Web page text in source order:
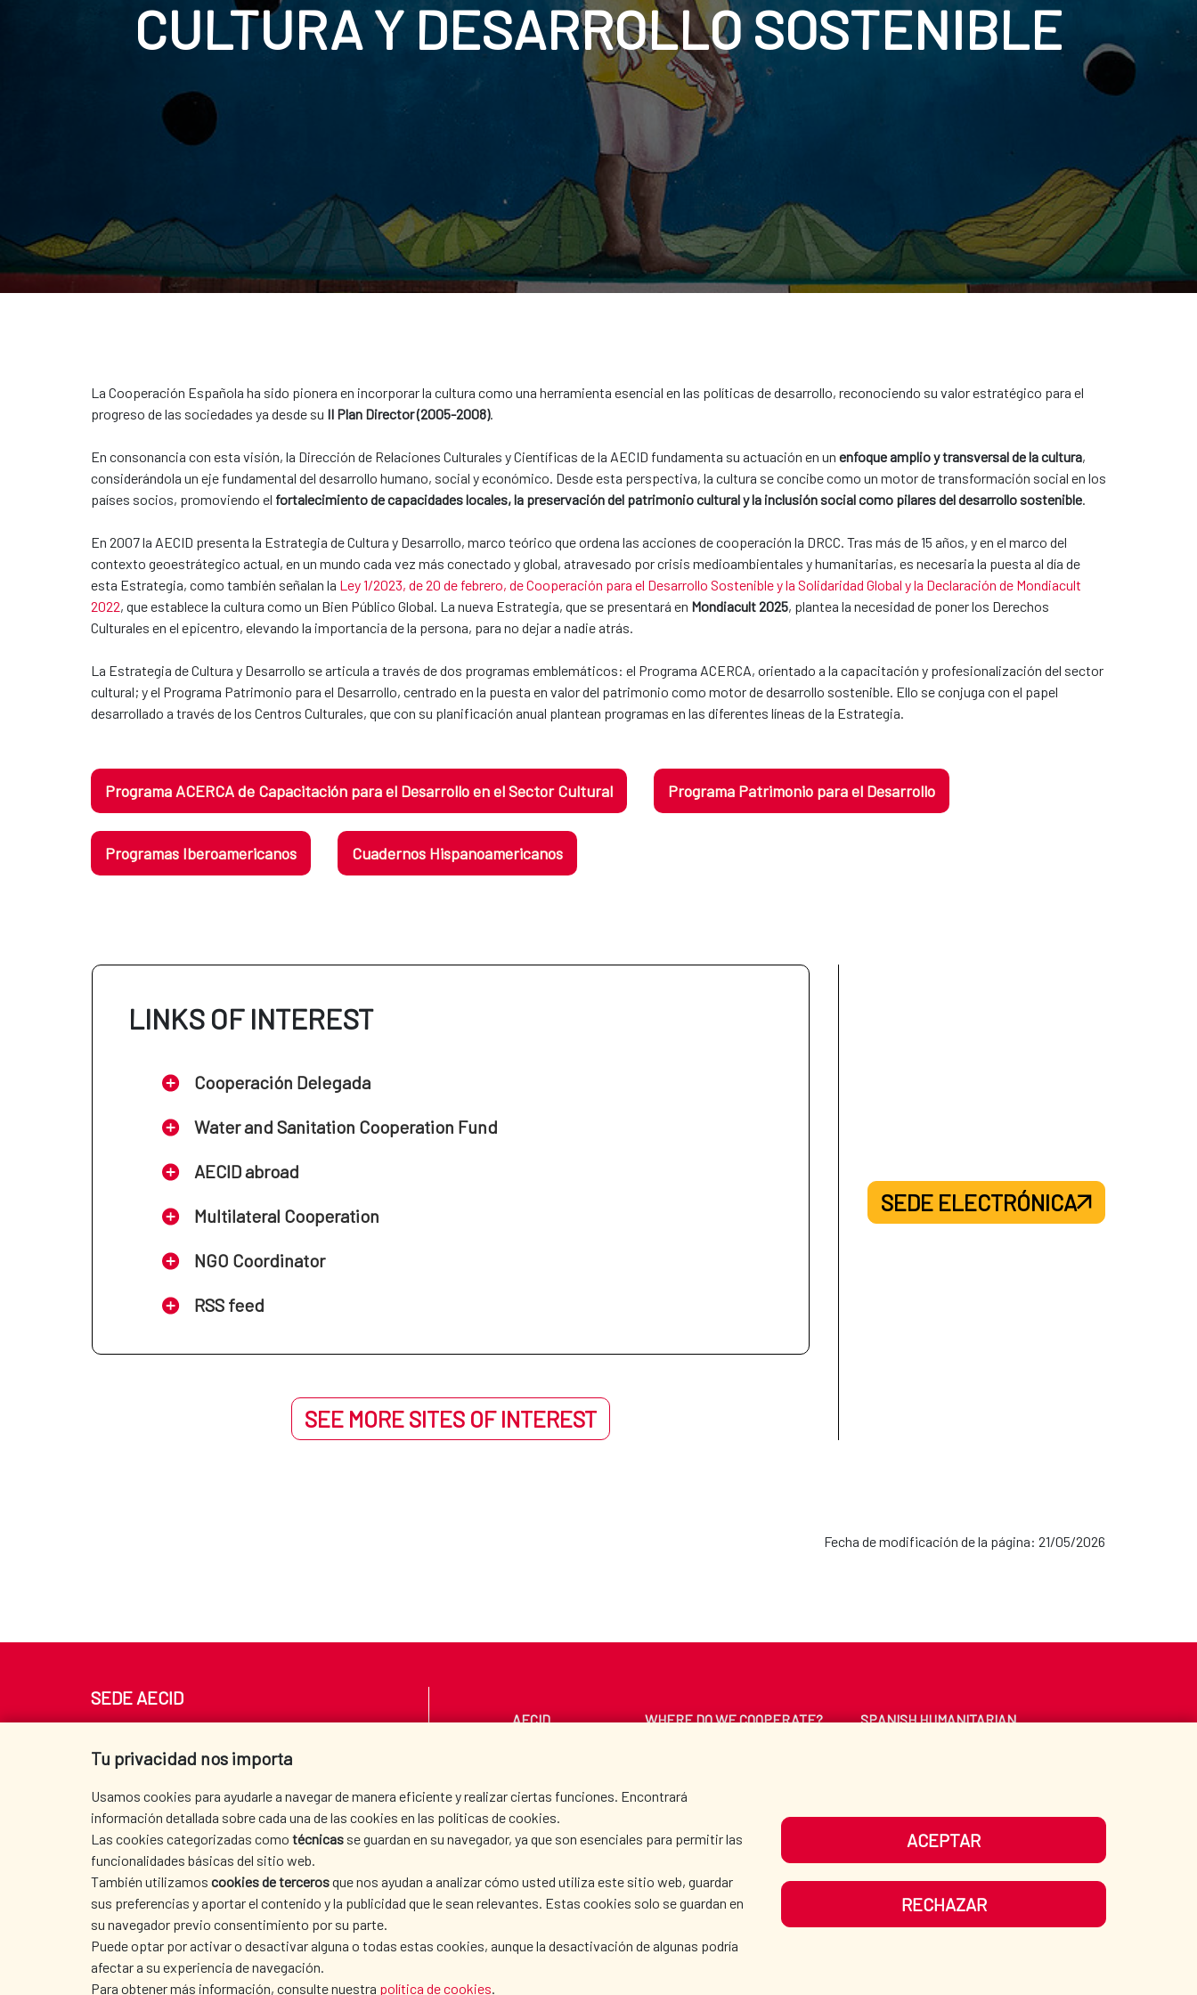
CULTURA Y DESARROLLO SOSTENIBLE
La Cooperación Española ha sido pionera en incorporar la cultura como una herramienta esencial en las políticas de desarrollo, reconociendo su valor estratégico para el
progreso de las sociedades ya desde su II Plan Director (2005-2008).
En consonancia con esta visión, la Dirección de Relaciones Culturales y Científicas de la AECID fundamenta su actuación en un enfoque amplio y transversal de la cultura,
considerándola un eje fundamental del desarrollo humano, social y económico. Desde esta perspectiva, la cultura se concibe como un motor de transformación social en los
países socios, promoviendo el fortalecimiento de capacidades locales, la preservación del patrimonio cultural y la inclusión social como pilares del desarrollo sostenible
En 2007 la AECID presenta la Estrategia de Cultura y Desarrollo, marco teórico que ordena las acciones de cooperación la DRCC. Tras más de 15 años, y en el marco del
contexto geoestrátegico actual, en un mundo cada vez más conectado y global, atravesado por crisis medioambientales y humanitarias, es necesaria la puesta al día de
esta Estrategia, como también señalan la Ley 1/2023, de 20 de febrero, de Cooperación para el Desarrollo Sostenible y la Solidaridad Global y la Declaración de Mondiacult
2022, que establece la cultura como un Bien Público Global. La nueva Estrategia, que se presentará en Mondiacult 2025, plantea la necesidad de poner los Derechos
Culturales en el epicentro, elevando la importancia de la persona, para no dejar a nadie atrás.
La Estrategia de Cultura y Desarrollo se articula a través de dos programas emblemáticos: el Programa ACERCA, orientado a la capacitación y profesionalización del sector
cultural; y el Programa Patrimonio para el Desarrollo, centrado en la puesta en valor del patrimonio como motor de desarrollo sostenible. Ello se conjuga con el papel
desarrollado a través de los Centros Culturales, que con su planificación anual plantean programas en las diferentes líneas de la Estrategia.
Programa ACERCA de Capacitación para el Desarrollo en el Sector Cultural Programa Patrimonio para el Desarrollo
Programas Iberoamericanos Cuadernos Hispanoamericanos
LINKS OF INTEREST
Cooperación Delegada
Water and Sanitation Cooperation Fund
AECID abroad
Multilateral Cooperation
NGO Coordinator
RSS feed
SEE MORE SITES OF INTEREST
SEDE ELECTRÓNICA
Fecha de modificación de la página: 21/05/2026
Tu privacidad nos importa
Usamos cookies para ayudarle a navegar de manera eficiente y realizar ciertas funciones. Encontrará
información detallada sobre cada una de las cookies en las políticas de cookies.
Las cookies categorizadas como técnicas se guardan en su navegador, ya que son esenciales para permitir las
funcionalidades básicas del sitio web.
También utilizamos cookies de tercerosque nos ayudan a analizar cómo usted utiliza este sitio web, guardar
sus preferencias y aportar el contenido y la publicidad que le sean relevantes. Estas cookies solo se guardan en
su navegador previo consentimiento por su parte.
Puede optar por activar o desactivar alguna o todas estas cookies, aunque la desactivación de algunas podría
afectar a su experiencia de navegación.
Para obtener más información, consulte nuestra política de cookies.
ACEPTAR
RECHAZAR
SEDE AECID
Tel. +34 900 20 30 54​​​​​​​
AECID WHERE DO WE COOPERATE?
SPANISH HUMANITARIAN
PRESS ROOM CULTURE AND SCIENCE
OUR SOCIAL MEDIA
TERMS OF USE | DATA PROTECTION | COOKIE POLICY |